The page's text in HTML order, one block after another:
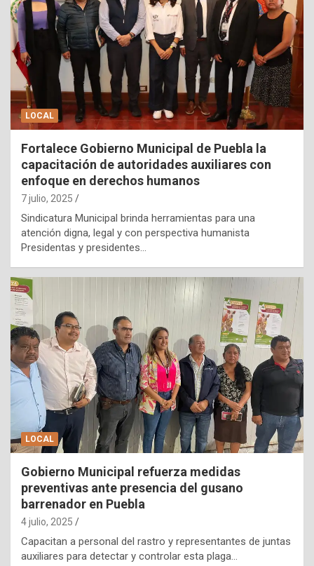
LOCAL
Fortalece Gobierno Municipal de Puebla la
capacitación de autoridades auxiliares con
enfoque en derechos humanos
7 julio, 2025
Sindicatura Municipal brinda herramientas para una
atención digna, legal y con perspectiva humanista
Presidentas y presidentes…
LOCAL
Gobierno Municipal refuerza medidas
preventivas ante presencia del gusano
barrenador en Puebla
4 julio, 2025
Capacitan a personal del rastro y representantes de juntas
auxiliares para detectar y controlar esta plaga…